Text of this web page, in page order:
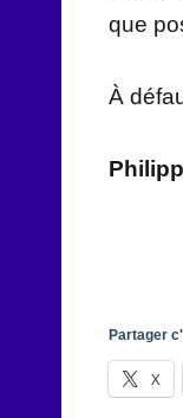
que
À
Partager
X